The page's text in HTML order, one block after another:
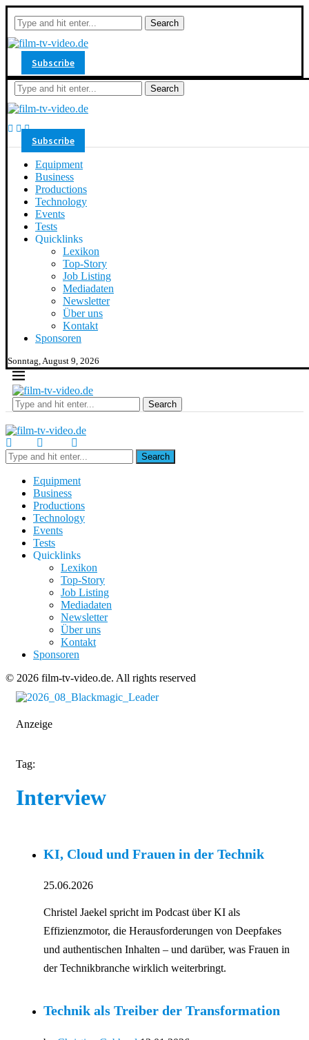
Search
Subscribe
Search
Subscribe
Equipment
Business
Productions
Technology
Events
Tests
Quicklinks
Lexikon
Top-Story
Job Listing
Mediadaten
Newsletter
Über uns
Kontakt
Sponsoren
Sonntag, August 9, 2026
Search
Search
Equipment
Business
Productions
Technology
Events
Tests
Quicklinks
Lexikon
Top-Story
Job Listing
Mediadaten
Newsletter
Über uns
Kontakt
Sponsoren
© 2026 film-tv-video.de. All rights reserved
Anzeige
Tag:
Interview
KI, Cloud und Frauen in der Technik
25.06.2026
Christel Jaekel spricht im Podcast über KI als
Effizienzmotor, die Herausforderungen von Deepfakes
und authentischen Inhalten – und darüber, was Frauen in
der Technikbranche wirklich weiterbringt.
Technik als Treiber der Transformation